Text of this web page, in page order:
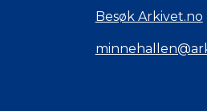
Besøk Arkivet.no